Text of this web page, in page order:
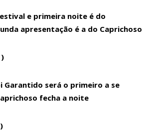
e primeira noite é do
apresentação é a do Caprichoso
Garantido será o primeiro a se
fecha a noite